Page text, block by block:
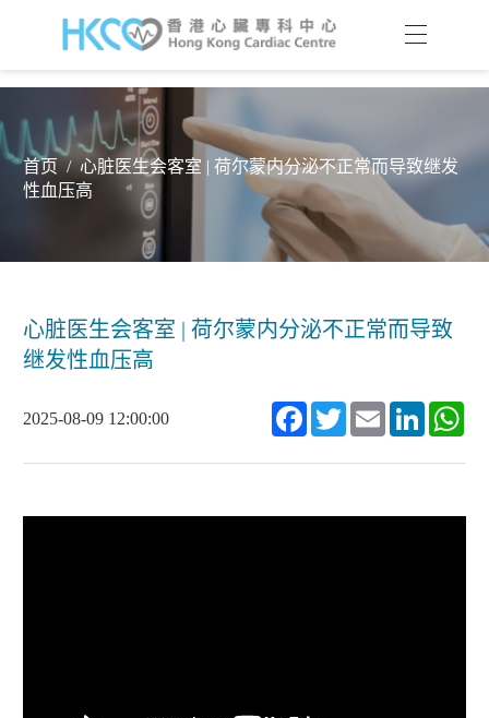
首页 / 心脏医生会客室 | 荷尔蒙内分泌不正常而导致继发
性血压高
心脏医生会客室 | 荷尔蒙内分泌不正常而导致
继发性血压高
2025-08-09 12:00:00 Facebook
TwitterEmail LinkedIn